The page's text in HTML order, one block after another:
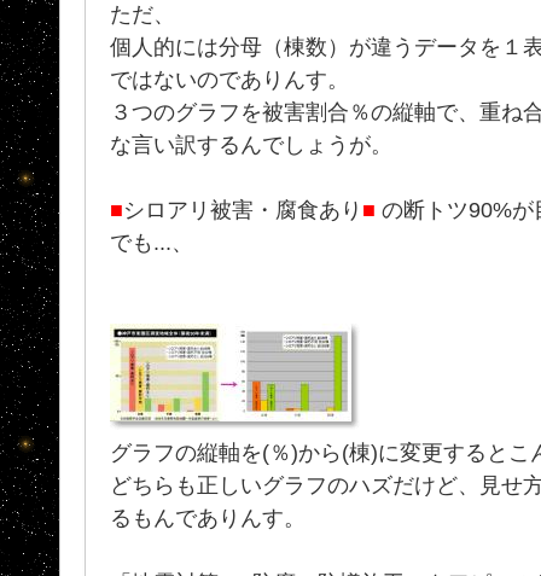
ただ、
個人的には分母（棟数）が違うデータを１
ではないのでありんす。
３つのグラフを被害割合％の縦軸で、重ね
な言い訳するんでしょうが。
■シロアリ被害・腐食あり ■ の断トツ90%が
でも...、
グラフの縦軸を(％)から(棟)に変更するとこ
どちらも正しいグラフのハズだけど、見せ
るもんでありんす。